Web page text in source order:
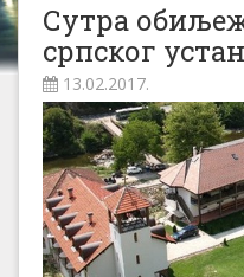
Сутра
српског
13.02.2017.